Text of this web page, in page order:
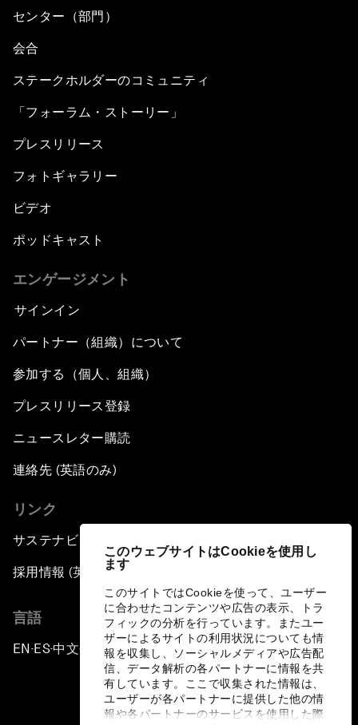
このウェブサイトはCookieを使用し
ます
このサイトではCookieを使って、ユーザー
に合わせたコンテンツや広告の表示、トラ
フィックの分析を行っています。またユー
ザーによるサイトの利用状況についても情
報を収集し、ソーシャルメディアや広告配
信、データ解析の各パートナーに情報を共
有しています。ここで収集された情報は、
ユーザーが各パートナーに提供した他の情
報や各パートナーのサービスを使用した際
センター（部門）
会合
ステークホルダーのコミュニティ
「フォーラム・ストーリー」
プレスリリース
フォトギャラリー
ビデオ
ポッドキャスト
エンゲージメント
サインイン
パートナー（組織）について
参加する（個人、組織）
プレスリリース登録
ニュースレター購読
連絡先 (英語のみ)
リンク
サステナビリティへの取り組み
採用情報 (英語のみ)
言語
EN ▪ES▪中文▪ 日本語